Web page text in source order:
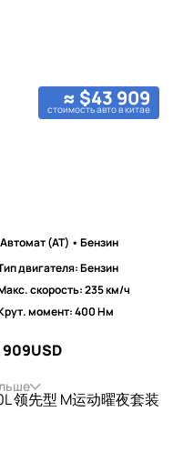
≈ $43 909
стоимость авто в китае
(AT) • Бензин
двигателя: Бензин
скорость: 235 км/ч
момент: 400 Нм
909USD